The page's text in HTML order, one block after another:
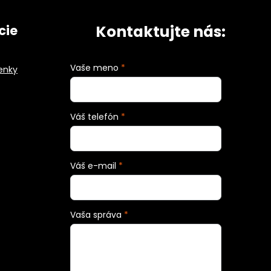
Kontaktujte nás:
Vaše meno *
Váš telefón *
Váš e-mail *
Vaša správa *